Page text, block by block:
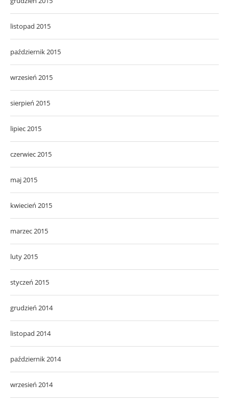
listopad 2015
październik 2015
wrzesień 2015
sierpień 2015
lipiec 2015
czerwiec 2015
maj 2015
kwiecień 2015
marzec 2015
luty 2015
styczeń 2015
grudzień 2014
listopad 2014
październik 2014
wrzesień 2014